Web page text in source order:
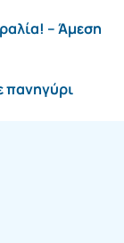
– Άμεση
πανηγύρι